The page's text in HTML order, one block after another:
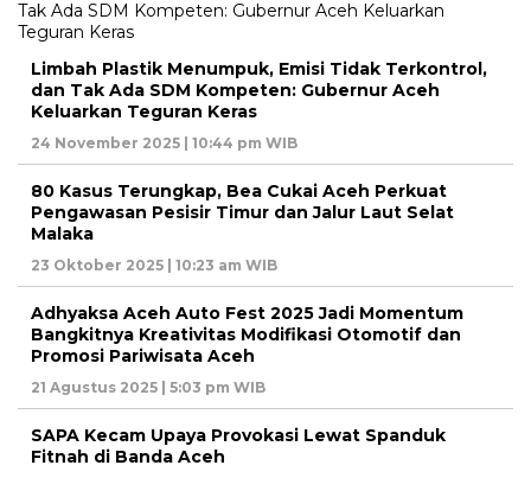
Limbah Plastik Menumpuk, Emisi Tidak Terkontrol,
dan Tak Ada SDM Kompeten: Gubernur Aceh
Keluarkan Teguran Keras
24 November 2025 | 10:44 pm WIB
80 Kasus Terungkap, Bea Cukai Aceh Perkuat
Pengawasan Pesisir Timur dan Jalur Laut Selat
Malaka
23 Oktober 2025 | 10:23 am WIB
Adhyaksa Aceh Auto Fest 2025 Jadi Momentum
Bangkitnya Kreativitas Modifikasi Otomotif dan
Promosi Pariwisata Aceh
21 Agustus 2025 | 5:03 pm WIB
SAPA Kecam Upaya Provokasi Lewat Spanduk
Fitnah di Banda Aceh